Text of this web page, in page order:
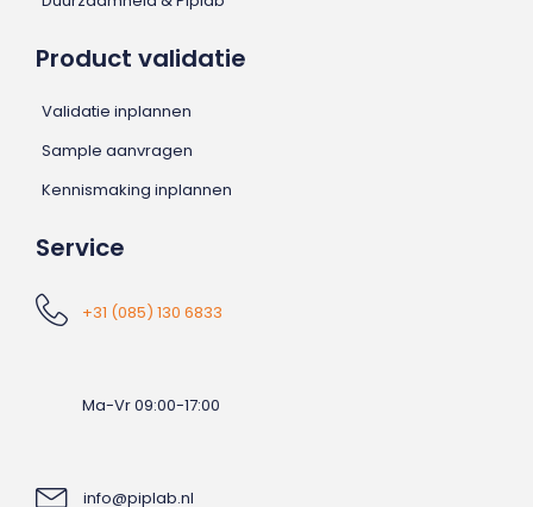
Product validatie
Validatie inplannen
Sample aanvragen
Kennismaking inplannen
Service
+31 (085) 130 6833
Ma-Vr 09:00-17:00
info@piplab.nl